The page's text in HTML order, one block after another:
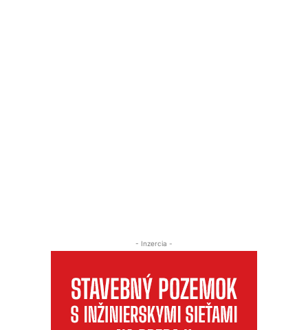
- Inzercia -